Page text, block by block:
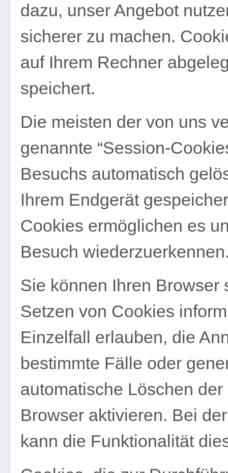
dazu, unser Angebot
sicherer zu machen.
auf Ihrem Rechner
speichert.
Die meisten der von uns
genannte “Session-
Besuchs automatisch
Ihrem Endgerät
Cookies ermöglichen es
Besuch
Sie können Ihren Browser
Setzen von Cookies
Einzelfall erlauben, die
bestimmte Fälle oder
automatische Löschen
Browser aktivieren. Bei
kann die Funktionalität